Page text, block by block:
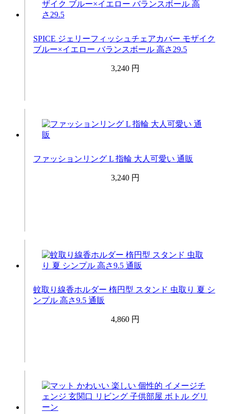
SPICE ジェリーフィッシュチェアカバー モザイク
ブルー×イエロー バランスボール 高さ29.5
3,240 円
ファッションリング L 指輪 大人可愛い 通販
3,240 円
蚊取り線香ホルダー 楕円型 スタンド 虫取り 夏 シ
ンプル 高さ9.5 通販
4,860 円